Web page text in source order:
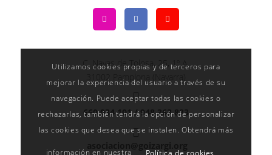
C. Navas de Tolosa, 25, 1º A,
660 034 101 / 948 363 883
Utilizamos cookies propias y de terceros para
mejorar la experiencia del usuario a través de su
navegación. Puede aceptar todas las cookies o
rechazarlas, también tendrá la opción de personalizar
las cookies que desea que se instalen. Obtendrá más
información en nuestra